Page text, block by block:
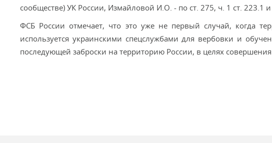
сообществе) УК России, Измайловой И.О. - по ст. 275, ч. 1 ст. 223.1
ФСБ России отмечает, что это уже не первый случай, когда
используется украинскими спецслужбами для вербовки и
последующей заброски на территорию России, в целях